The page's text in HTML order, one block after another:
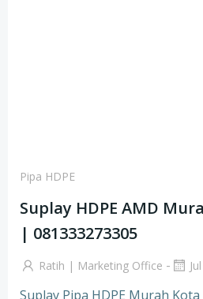
Pipa HDPE
Suplay HDPE AMD
| 081333273305
Ratih | Marketing Office -
Suplay Pipa HDPE Murah